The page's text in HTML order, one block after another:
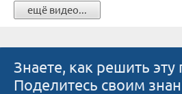
ещё видео...
Знаете, как решить
Поделитесь своим